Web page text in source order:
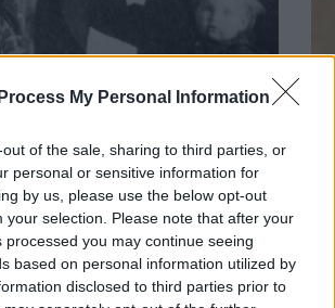
My Personal Information
of the sale, sharing to third parties, or
personal or sensitive information for
by us, please use the below opt-out
your selection. Please note that after your
processed you may continue seeing
based on personal information utilized by
disclosed to third parties prior to
- 309
24.
JTom
fotónak tűnik, nemde? A